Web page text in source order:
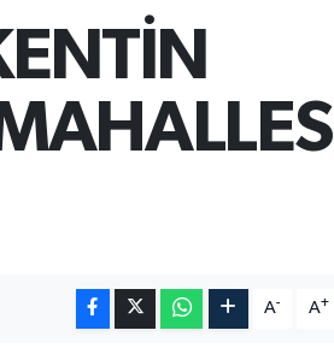
A- A+